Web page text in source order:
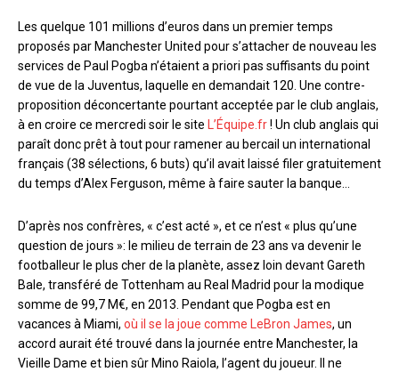
Les quelque 101 millions d’euros dans un premier temps
proposés par Manchester United pour s’attacher de nouveau les
services de Paul Pogba n’étaient a priori pas suffisants du point
de vue de la Juventus, laquelle en demandait 120. Une contre-
proposition déconcertante pourtant acceptée par le club anglais,
à en croire ce mercredi soir le site
L’Équipe.fr! Un club anglais qui
paraît donc prêt à tout pour ramener au bercail un international
français (38 sélections, 6 buts) qu’il avait laissé filer gratuitement
du temps d’Alex Ferguson, même à faire sauter la banque…
D’après nos confrères, « c’est acté », et ce n’est « plus qu’une
question de jours »: le milieu de terrain de 23 ans va devenir le
footballeur le plus cher de la planète, assez loin devant Gareth
Bale, transféré de Tottenham au Real Madrid pour la modique
somme de 99,7 M€, en 2013. Pendant que Pogba est en
vacances à Miami, où il se la joue comme LeBron James, un
accord aurait été trouvé dans la journée entre Manchester, la
Vieille Dame et bien sûr Mino Raiola, l’agent du joueur. Il ne